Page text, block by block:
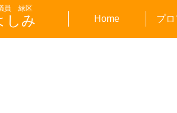
員 緑区
しみ Home プ